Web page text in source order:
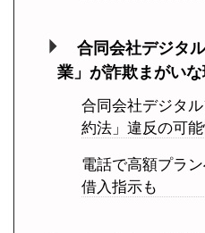
合同会社デジタ
業」が詐欺まがい
合同会社デジタ
約法」違反の可
電話で高額プラ
借入指示も